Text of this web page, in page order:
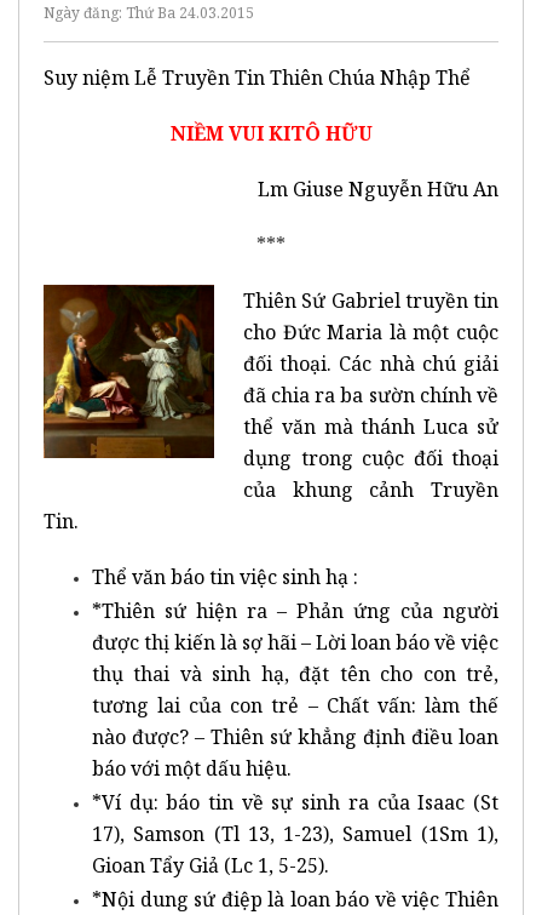
Ngày đăng: Thứ Ba 24.03.2015
Suy niệm Lễ Truyền Tin Thiên Chúa Nhập Thể
NIỀM VUI KITÔ HỮU
Lm Giuse Nguyễn Hữu An
***
Thiên Sứ Gabriel truyền tin
cho Đức Maria là một cuộc
đối thoại. Các nhà chú giải
đã chia ra ba sườn chính về
thể văn mà thánh Luca sử
dụng trong cuộc đối thoại
của khung cảnh Truyền
Tin.
Thể văn báo tin việc sinh hạ :
*Thiên sứ hiện ra – Phản ứng của người
được thị kiến là sợ hãi – Lời loan báo về việc
thụ thai và sinh hạ, đặt tên cho con trẻ,
tương lai của con trẻ – Chất vấn: làm thế
nào được? – Thiên sứ khẳng định điều loan
báo với một dấu hiệu.
*Ví dụ: báo tin về sự sinh ra của Isaac (St
17), Samson (Tl 13, 1-23), Samuel (1Sm 1),
Gioan Tẩy Giả (Lc 1, 5-25).
*Nội dung sứ điệp là loan báo về việc Thiên